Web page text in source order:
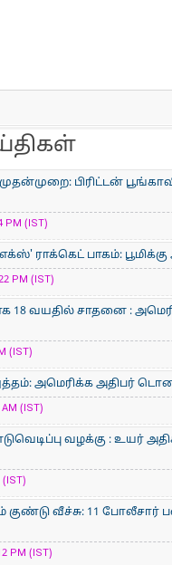
பிரிட்டன்
(IST)
ராக்கெட் பாகம்:
PM (IST)
18 வயதில் சாதனை :
(IST)
அமெரிக்க அதிபர்
(IST)
வழக்கு : உயர்
வீச்சு: 11 போலீசார்
PM (IST)